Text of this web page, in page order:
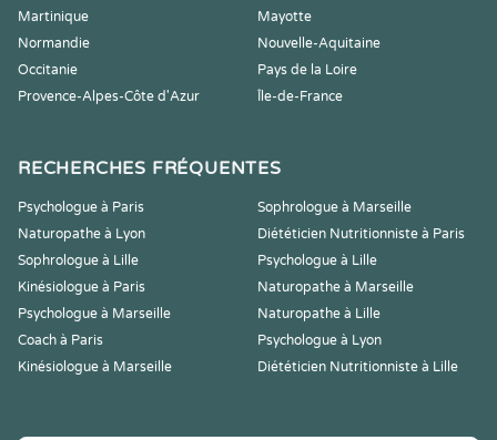
Martinique
Mayotte
Normandie
Nouvelle-Aquitaine
Occitanie
Pays de la Loire
Provence-Alpes-Côte d'Azur
Île-de-France
RECHERCHES FRÉQUENTES
Psychologue à Paris
Sophrologue à Marseille
Naturopathe à Lyon
Diététicien Nutritionniste à Paris
Sophrologue à Lille
Psychologue à Lille
Kinésiologue à Paris
Naturopathe à Marseille
Psychologue à Marseille
Naturopathe à Lille
Coach à Paris
Psychologue à Lyon
Kinésiologue à Marseille
Diététicien Nutritionniste à Lille